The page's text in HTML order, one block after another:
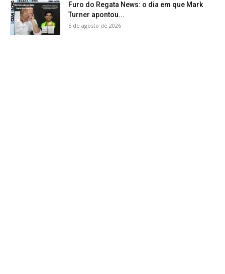
Furo do Regata News: o dia em que Mark
Turner apontou...
5 de agosto de 2026